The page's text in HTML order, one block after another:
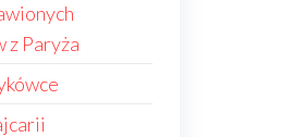
z Paryża